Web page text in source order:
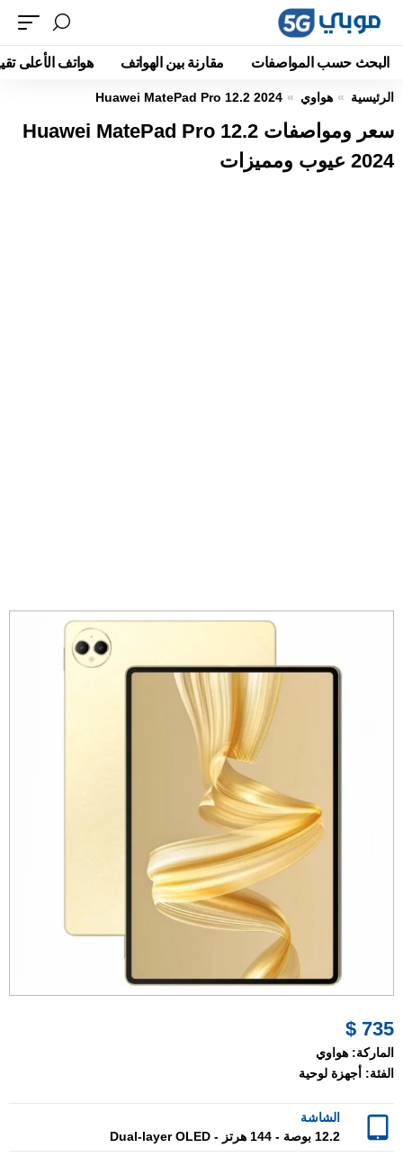
البحث حسب المواصفات مقارنة بين الهواتف هواتف الأعلى
الرئيسية هواوي Huawei MatePad Pro 12.2 2024
سعر ومواصفات Huawei MatePad Pro 12.2
2024 عيوب ومميزات
735 $
الماركة: هواوي
الفئة: أجهزة لوحية
الشاشة
12.2 بوصة - 144 هرتز - Dual-layer OLED